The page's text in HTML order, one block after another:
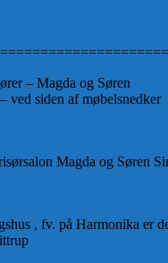
– Magda og Søren
ved siden af møbelsnedker
Magda og Søren
, fv. på Harmonika er